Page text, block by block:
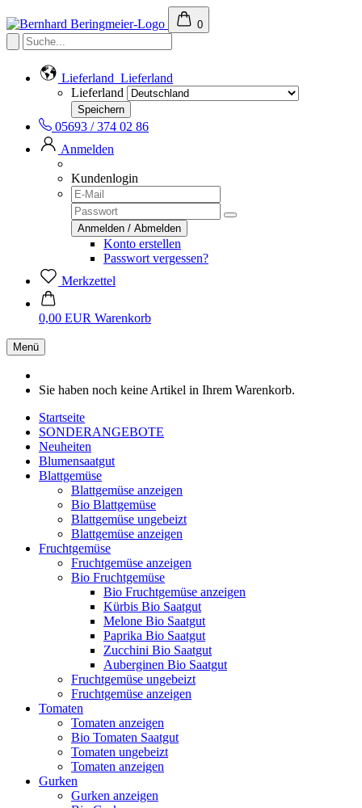
0
Lieferland Lieferland
Lieferland
05693 / 374 02 86
Anmelden
Kundenlogin
Konto erstellen
Passwort vergessen?
Merkzettel
0,00 EUR Warenkorb
Menü
Sie haben noch keine Artikel in Ihrem Warenkorb.
Startseite
SONDERANGEBOTE
Neuheiten
Blumensaatgut
Blattgemüse
Blattgemüse anzeigen
Bio Blattgemüse
Blattgemüse ungebeizt
Blattgemüse anzeigen
Fruchtgemüse
Fruchtgemüse anzeigen
Bio Fruchtgemüse
Bio Fruchtgemüse anzeigen
Kürbis Bio Saatgut
Melone Bio Saatgut
Paprika Bio Saatgut
Zucchini Bio Saatgut
Auberginen Bio Saatgut
Fruchtgemüse ungebeizt
Fruchtgemüse anzeigen
Tomaten
Tomaten anzeigen
Bio Tomaten Saatgut
Tomaten ungebeizt
Tomaten anzeigen
Gurken
Gurken anzeigen